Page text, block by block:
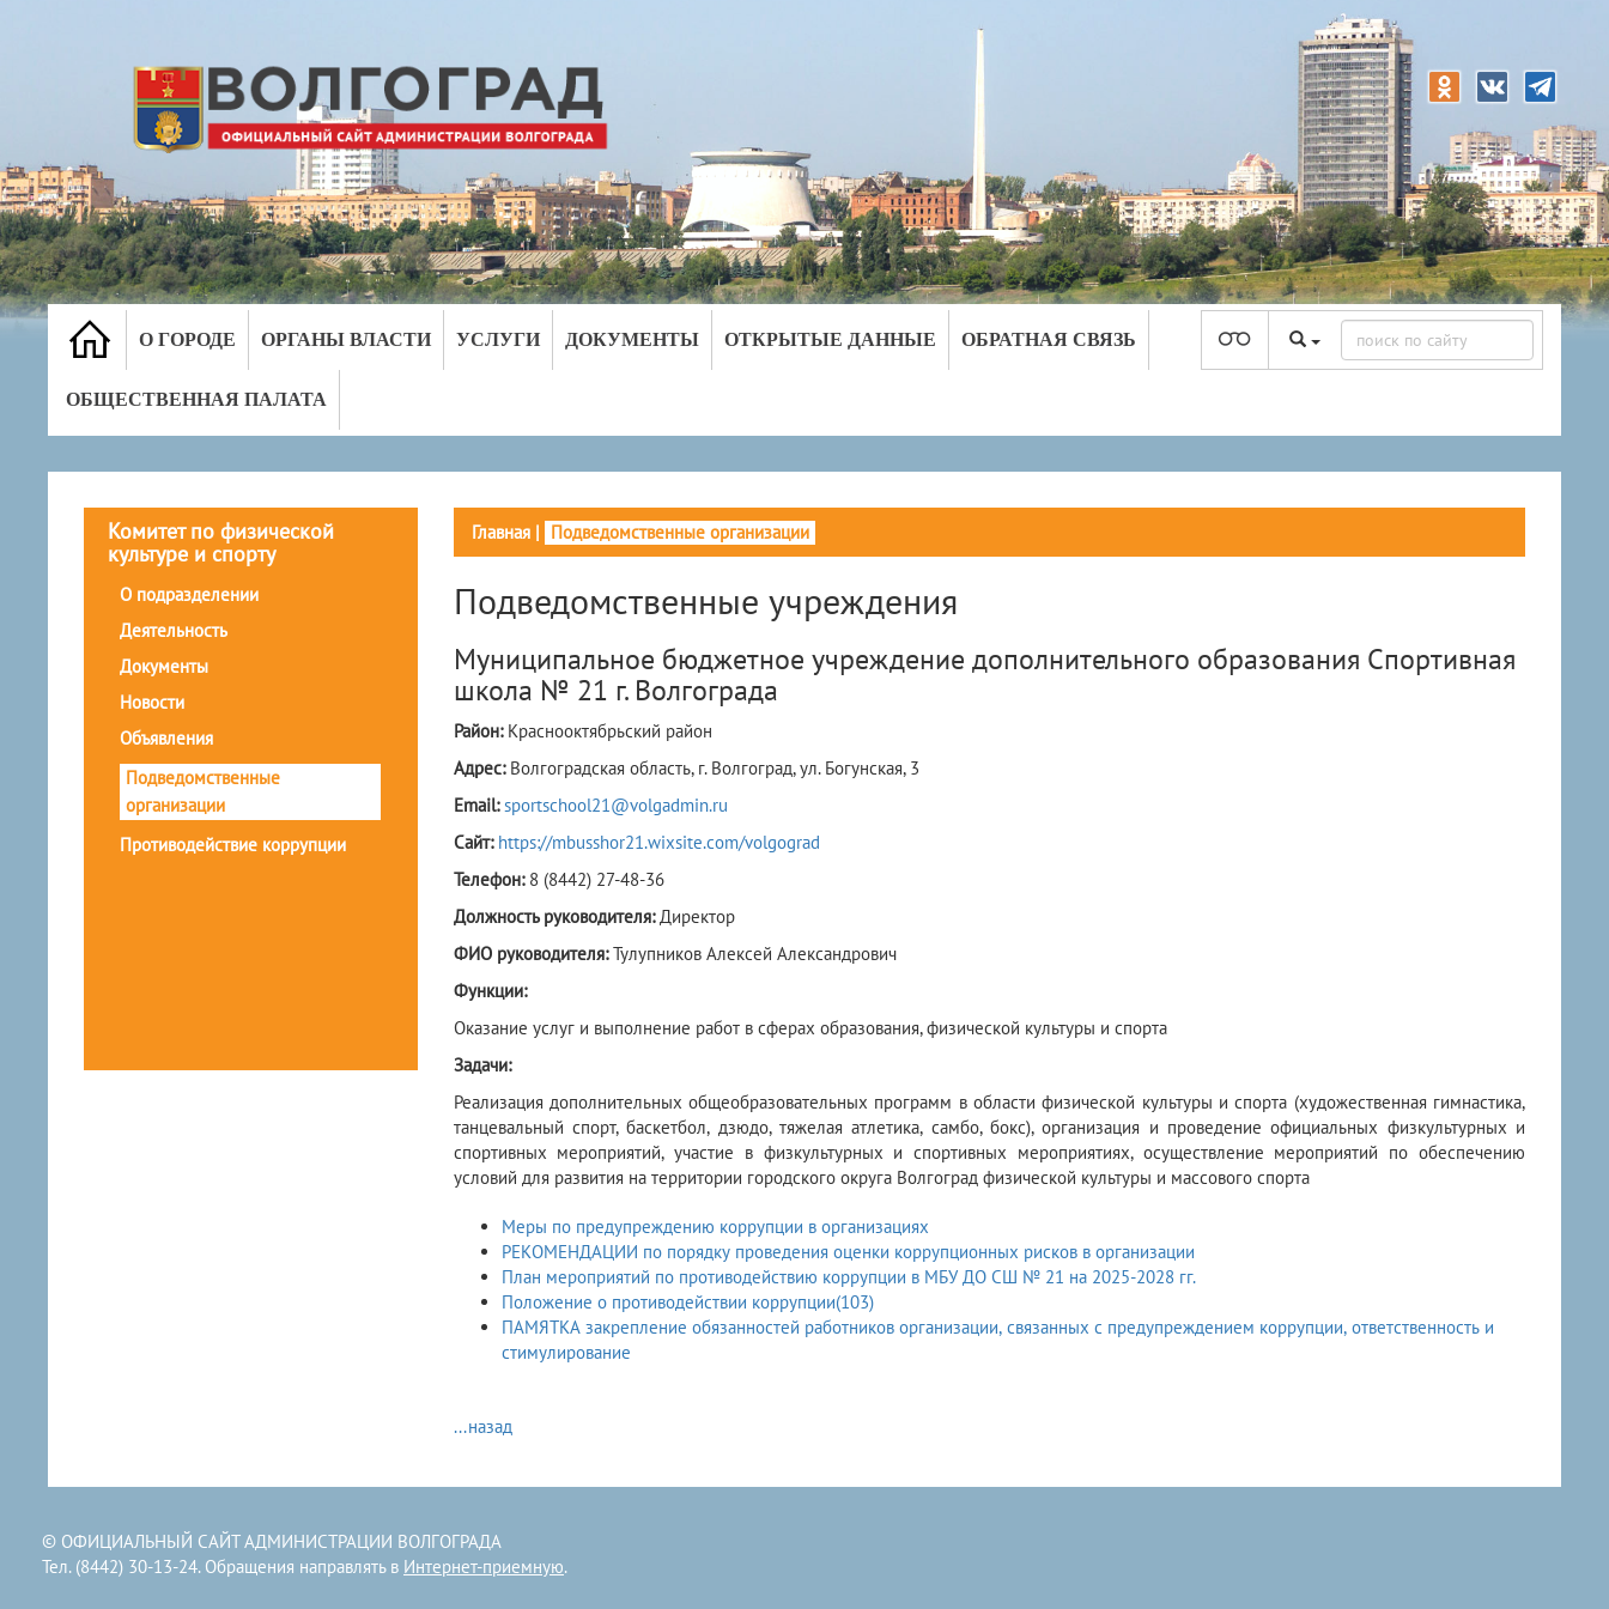
О ГОРОДЕ ОРГАНЫ ВЛАСТИ УСЛУГИ ДОКУМЕНТЫ ОТКРЫТЫЕ ДАННЫЕ ОБРАТНАЯ СВЯЗЬ
ОБЩЕСТВЕННАЯ ПАЛАТА
Комитет по физической
культуре и спорту
О подразделении
Деятельность
Документы
Новости
Объявления
Подведомственные
организации
Противодействие коррупции
Главная| Подведомственные организации
Подведомственные учреждения
Муниципальное бюджетное учреждение дополнительного образования Спортивная
школа № 21 г. Волгограда
Район: Краснооктябрьский район
Адрес: Волгоградская область, г. Волгоград, ул. Богунская, 3
Email:sportschool21@volgadmin.ru
Сайт: https://mbusshor21.wixsite.com/volgograd
Телефон: 8 (8442) 27-48-36
Должность руководителя:Директор
ФИО руководителя:Тулупников Алексей Александрович
Функции:
​Оказание услуг и выполнение работ в сферах образования, физической культуры и спорта
Задачи:
​Реализация дополнительных общеобразовательных программ в области физической культуры и спорта (художественная гимнастика,
танцевальный спорт, баскетбол, дзюдо, тяжелая атлетика, самбо, бокс), организация и проведение официальных физкультурных и
спортивных мероприятий, участие в физкультурных и спортивных мероприятиях, осуществление мероприятий по обеспечению
условий для развития на территории городского округа Волгоград физической культуры и массового спорта
Меры по предупреждению коррупции в организациях
РЕКОМЕНДАЦИИ по порядку проведения оценки коррупционных рисков в организации
План мероприятий по противодействию коррупции в МБУ ДО СШ № 21 на 2025-2028 гг.
Положение о противодействии коррупции(103)
ПАМЯТКА закрепление обязанностей работников организации, связанных с предупреждением коррупции, ответственность и
стимулирование
...назад
© ОФИЦИАЛЬНЫЙ САЙТ АДМИНИСТРАЦИИ ВОЛГОГРАДА
Тел. (8442) 30-13-24. Обращения направлять в Интернет-приемную.